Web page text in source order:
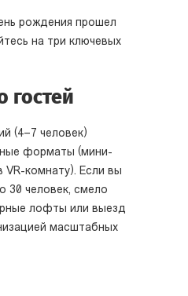
рождения прошел
на три ключевых
гостей
(4–7 человек)
форматы (мини-
VR-комнату). Если вы
30 человек, смело
лофты или выезд
масштабных